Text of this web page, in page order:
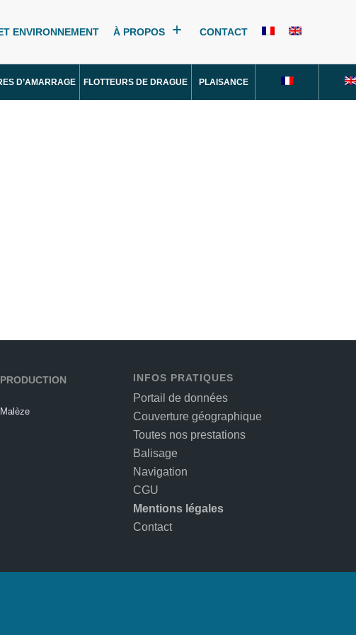
ENVIRONNEMENT À PROPOS CONTACT
D’AMARRAGE FLOTTEURS DE DRAGUE PLAISANCE
INFOS PRATIQUES
Portail de données
Couverture géographique
Toutes nos prestations
Balisage
Navigation
CGU
Mentions légales
Contact